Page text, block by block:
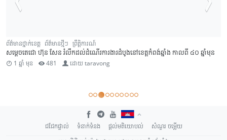
ព័ត៌មានថ្នាក់ខេត្ត ព័ត៌មានថ្មីៗ ព្រឹត្តិការណ៍
សម្តេចតេជោ ហ៊ុន សែន រំលឹកដល់ដំណើរការងារដំបូងនៅខេត្តកំពង់ឆ្នាំង កាលពី ៤០ ឆ្នាំមុន
1 ឆ្នាំ មុន 481 ដោយtaravong
ជជែកផ្ទាល់ ទំនាក់ទំនង ផ្តល់មតិយោបល់
សំណួរ ចម្លើយ